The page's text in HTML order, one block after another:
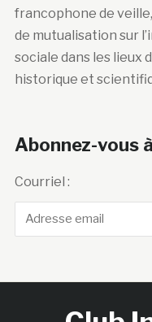
francophone de
de mutualisation sur
sociale dans les lieux
historique et
Abonnez-vous
Courriel :